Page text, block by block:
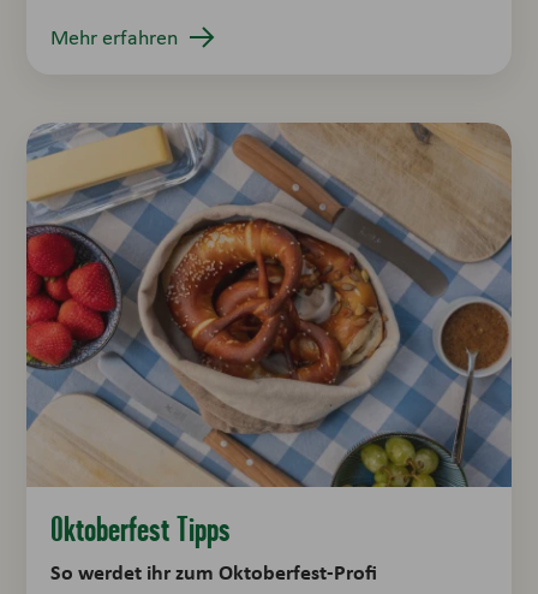
Mehr erfahren
Oktoberfest Tipps
So werdet ihr zum Oktoberfest-Profi